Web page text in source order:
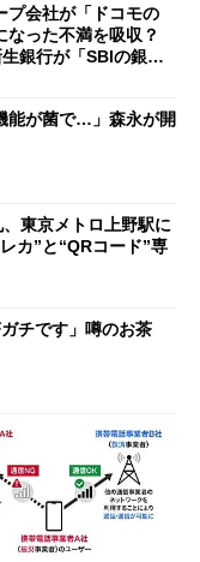
プ会社が「ドコモの
なった不満を吸収？
銀行が「SBIの銀
能が菌で…」森永が開
東京メトロ上野駅に
”と“QRコード”専
チです」噂のお茶